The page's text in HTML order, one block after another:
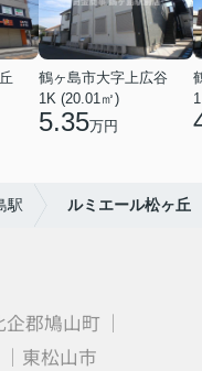
鶴ヶ島市大字上広谷
1K (20.01㎡)
5.35万円
駅 ルミエール松ヶ丘
企郡鳩山町
東松山市